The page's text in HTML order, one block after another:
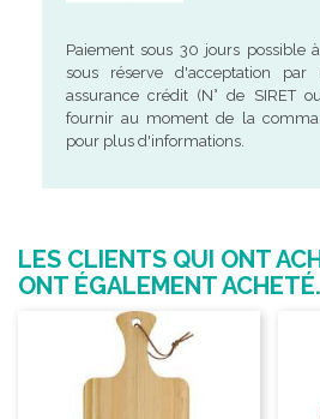
Paiement sous 30 jours
sous réserve d'acceptation par
assurance crédit (N° de SIRET
fournir au moment de la
pour plus d'informations.
LES CLIENTS QUI ONT
ONT ÉGALEMENT